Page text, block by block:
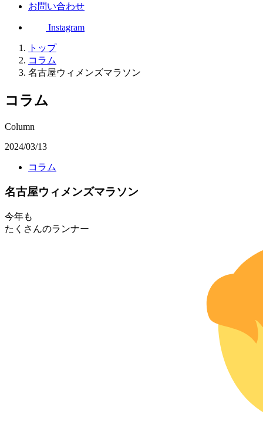
お問い合わせ
Instagram
トップ
コラム
名古屋ウィメンズマラソン
コラム
Column
2024/03/13
コラム
名古屋ウィメンズマラソン
今年も
たくさんのランナー